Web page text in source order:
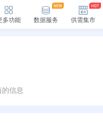
多功能 数据服务 供需集市
信息